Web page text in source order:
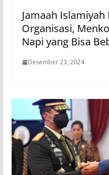
Jamaah Islamiyah
Organisasi,
Napi yang Bisa
Desember 23, 2024